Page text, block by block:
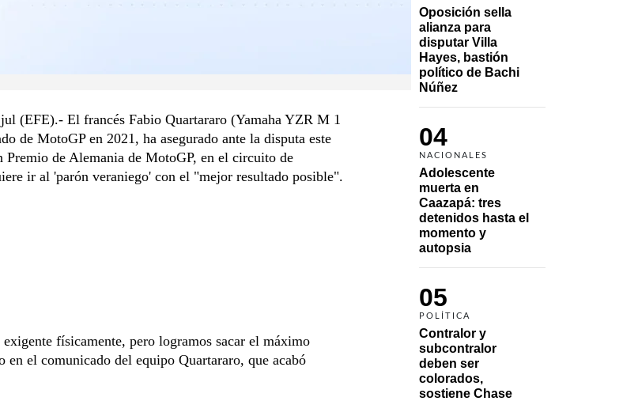
Oposición sella
alianza para
disputar Villa
Hayes, bastión
político de Bachi
Núñez
04
NACIONALES
Adolescente
muerta en
Caazapá: tres
detenidos hasta el
momento y
autopsia
05
POLÍTICA
Contralor y
subcontralor
deben ser
colorados,
sostiene Chase
(EFE).- El francés Fabio Quartararo (Yamaha YZR M 1
de MotoGP en 2021, ha asegurado ante la disputa este
Premio de Alemania de MotoGP, en el circuito de
ir al 'parón veraniego' con el "mejor resultado posible".
físicamente, pero logramos sacar el máximo
en el comunicado del equipo Quartararo, que acabó